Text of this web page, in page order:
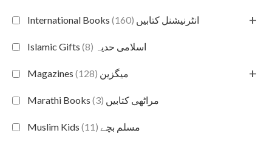
International Books انٹرنیشنل کتابیں (160) +
Islamic Gifts اسلامی حدیہ (8)
Magazines میگزین (128) +
Marathi Books مراٹھی کتابیں (3)
Muslim Kids مسلم بچے (11)